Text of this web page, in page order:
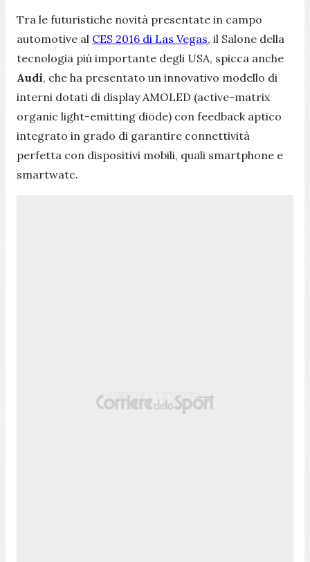
Tra le futuristiche novità presentate in campo
automotive al CES 2016 di Las Vegas, il Salone della
tecnologia più importante degli USA, spicca anche
Audi, che ha presentato un innovativo modello di
interni dotati di display AMOLED (active-matrix
organic light-emitting diode) con feedback aptico
integrato in grado di garantire connettività
perfetta con dispositivi mobili, quali smartphone e
smartwatc.